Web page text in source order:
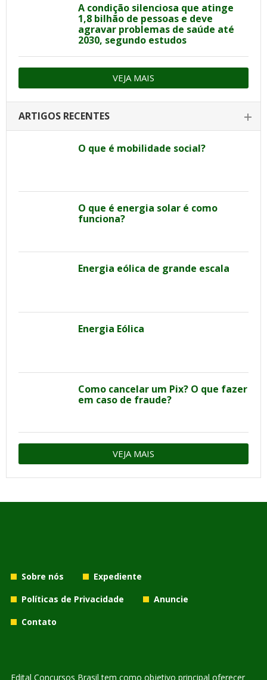
A condição silenciosa que atinge
1,8 bilhão de pessoas e deve
agravar problemas de saúde até
2030, segundo estudos
VEJA MAIS
ARTIGOS RECENTES
O que é mobilidade social?
O que é energia solar é como
funciona?
Energia eólica de grande escala
Energia Eólica
Como cancelar um Pix? O que fazer
em caso de fraude?
VEJA MAIS
Sobre nós
Expediente
Políticas de Privacidade
Anuncie
Contato
Edital Concursos Brasil tem como objetivo principal oferecer